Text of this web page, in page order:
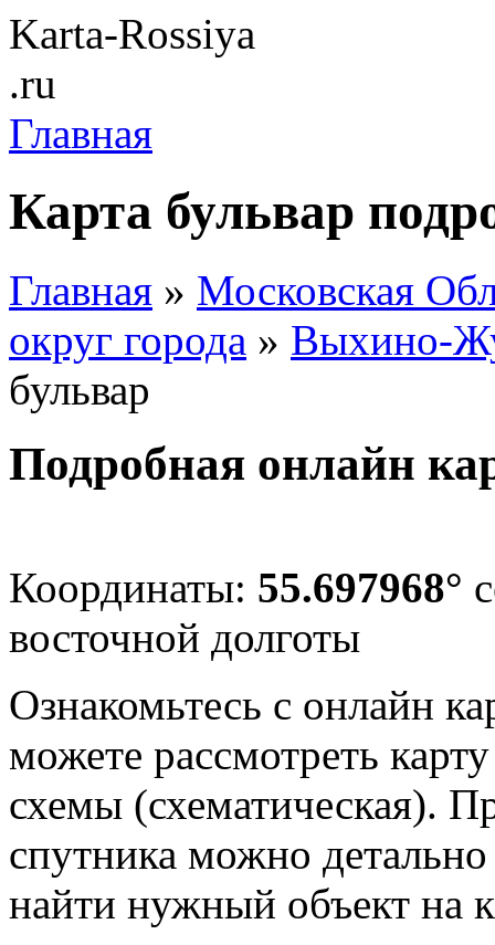
Karta-Rossiya
.ru
Главная
Карта бульвар
Главная » Московская
округ города » Выхино-
бульвар
Подробная онлайн
Координаты: 55.697968°
восточной долготы
Ознакомьтесь с онлайн
можете рассмотреть
схемы (схематическая).
спутника можно
найти нужный объект на